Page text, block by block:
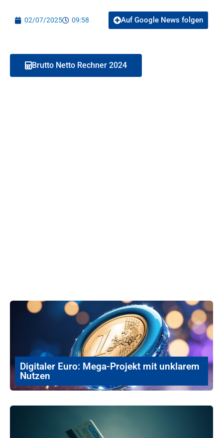
02/07/2025 09:58 Auf Google News folgen
Brutto Netto Rechner 2024
Digitaler Euro: Mega-Projekt mit unklarem
Nutzen